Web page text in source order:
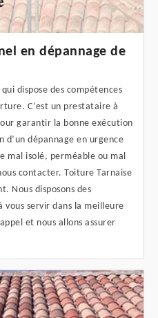
en dépannage de
dispose des compétences
C’est un prestataire à
garantir la bonne exécution
dépannage en urgence
mal isolé, perméable ou mal
contacter. Toiture Tarnaise
Nous disposons des
vous servir dans la meilleure
et nous allons assurer